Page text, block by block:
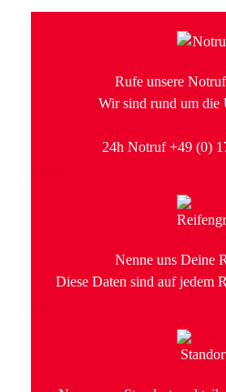
Rufe unsere
Wir sind rund um die
24h Notruf +49 (0)
Nenne uns Deine
Diese Daten sind auf jedem